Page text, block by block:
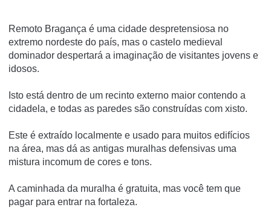
Remoto Bragança é uma cidade despretensiosa no
extremo nordeste do país, mas o castelo medieval
dominador despertará a imaginação de visitantes jovens e
idosos.
Isto está dentro de um recinto externo maior contendo a
cidadela, e todas as paredes são construídas com xisto.
Este é extraído localmente e usado para muitos edifícios
na área, mas dá as antigas muralhas defensivas uma
mistura incomum de cores e tons.
A caminhada da muralha é gratuita, mas você tem que
pagar para entrar na fortaleza.